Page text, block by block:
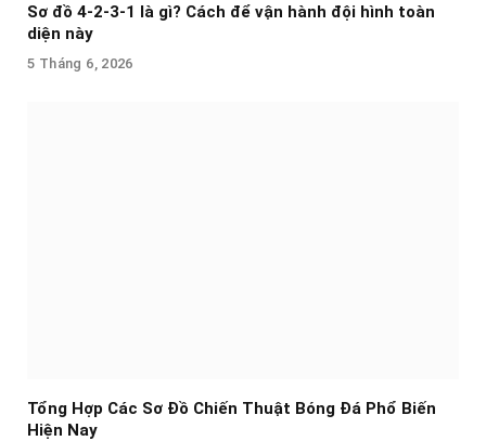
Sơ đồ 4-2-3-1 là gì? Cách để vận hành đội hình toàn
diện này
5 Tháng 6, 2026
Tổng Hợp Các Sơ Đồ Chiến Thuật Bóng Đá Phổ Biến
Hiện Nay